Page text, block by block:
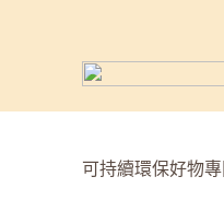
可持續環保好物